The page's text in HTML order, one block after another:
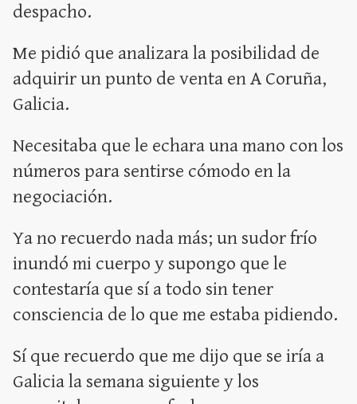
despacho.
Me pidió que analizara la posibilidad de
adquirir un punto de venta en A Coruña,
Galicia.
Necesitaba que le echara una mano con los
números para sentirse cómodo en la
negociación.
Ya no recuerdo nada más; un sudor frío
inundó mi cuerpo y supongo que le
contestaría que sí a todo sin tener
consciencia de lo que me estaba pidiendo.
Sí que recuerdo que me dijo que se iría a
Galicia la semana siguiente y los